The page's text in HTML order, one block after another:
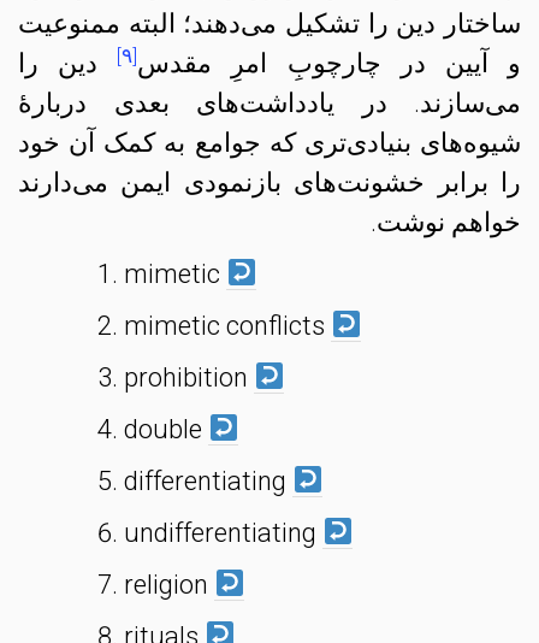
ساختار دین را تشکیل می‌دهند؛‌ البته ممنوعیت
و آیین در چارچوبِ امرِ مقدس[۹]
دین را
می‌سازند. در یادداشت‌های بعدی دربارهٔ
شیوه‌های بنیادی‌تری که جوامع به کمک آن خود
را برابر خشونت‌های بازنمودی ایمن می‌دارند
خواهم نوشت.
mimetic
mimetic conflicts
prohibition
double
differentiating
undifferentiating
religion
rituals